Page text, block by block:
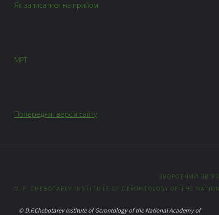
Як записатися на прийом
МРТ
Попередня версія сайту
ЗВОРОТНИЙ
D. F. CHEBOTAREV INSTITUTE OF GERONTOLOGY OF THE
© D.F.Chebotarev Institute of Gerontology of the National Academy of